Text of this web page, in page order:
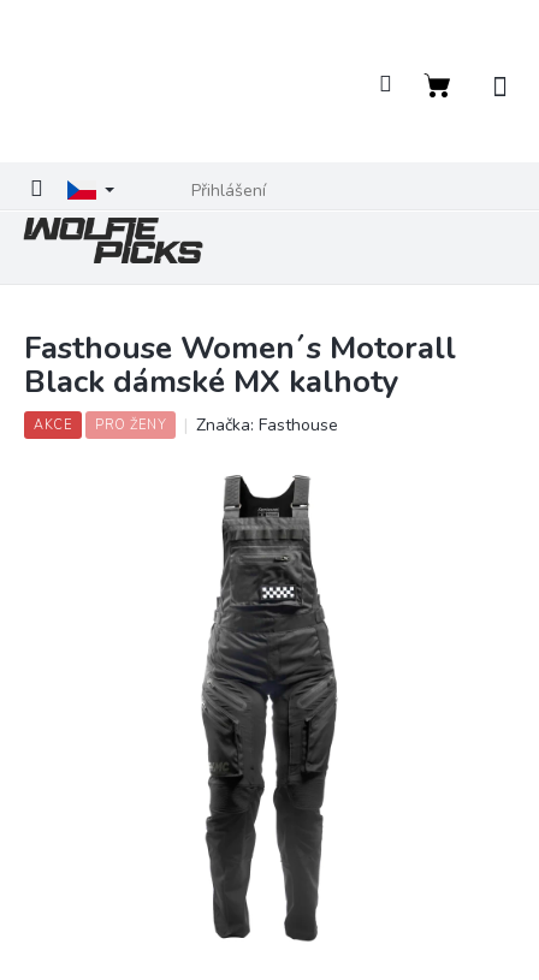
Přihlášení
Nákupní
Fasthouse Women´s Motorall
Black dámské MX kalhoty
AKCE PRO ŽENY Značka: Fasthouse